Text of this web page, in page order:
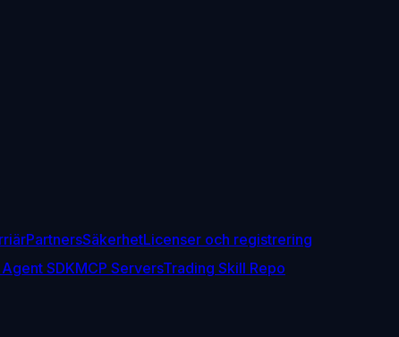
PartnersSäkerhetLicenser och registrering
SDKMCP ServersTrading Skill Repo